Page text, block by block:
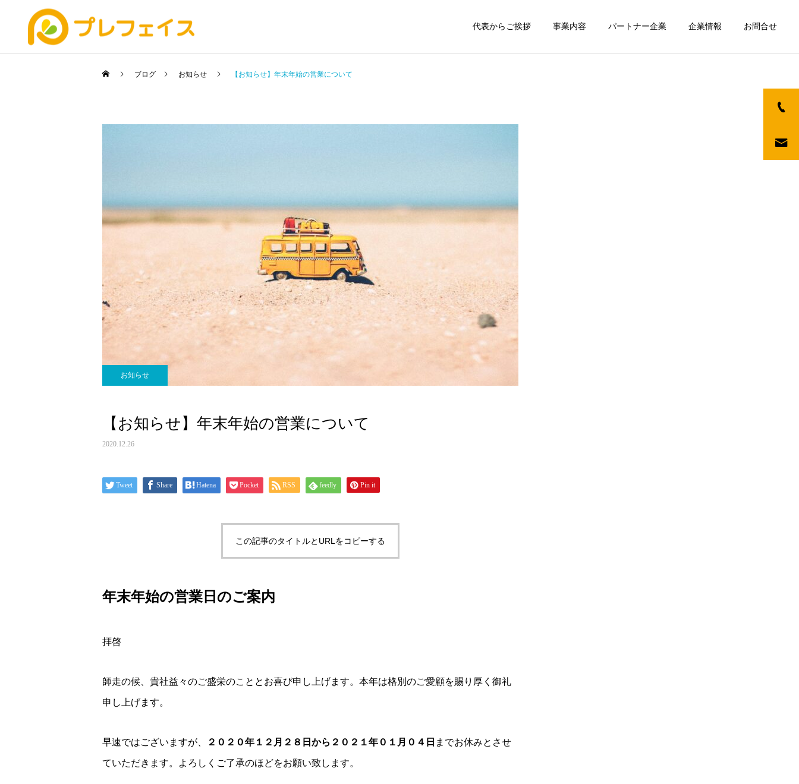
代表からご挨拶 事業内容 パートナー企業 企業情報 お問合せ
ブログ お知らせ 【お知らせ】年末年始の営業について
お知らせ
【お知らせ】年末年始の営業について
2020.12.26
Tweet Share Hatena Pocket RSS feedly Pin it
この記事のタイトルとURLをコピーする
年末年始の営業日のご案内
拝啓
師走の候、貴社益々のご盛栄のこととお喜び申し上げます。本年は格別のご愛顧を賜り厚く御礼
申し上げます。
早速ではございますが、 ２０２０年１２月２８日から２０２１年０１月０４日 までお休みとさせ
ていただきます。よろしくご了承のほどをお願い致します。